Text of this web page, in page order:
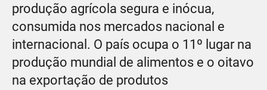
produção agrícola segura e inócua,
consumida nos mercados nacional e
internacional. O país ocupa o 11º lugar na
produção mundial de alimentos e o oitavo
na exportação de produtos